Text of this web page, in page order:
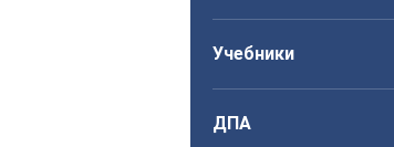
Учебники
ДПА